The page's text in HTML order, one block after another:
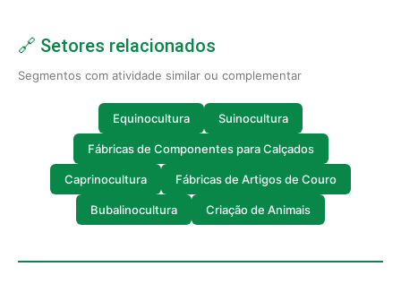
🔗 Setores relacionados
Segmentos com atividade similar ou complementar
Equinocultura Suinocultura
Fábricas de Componentes para Calçados
Caprinocultura Fábricas de Artigos de Couro
Bubalinocultura Criação de Animais